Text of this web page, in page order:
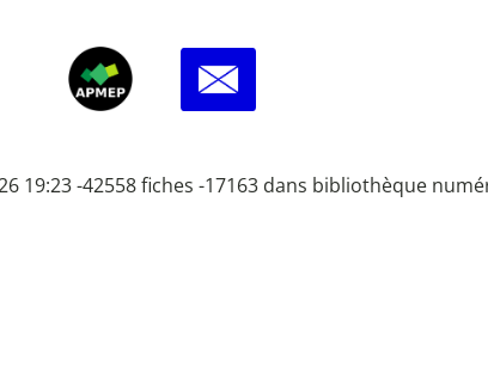
19:23 -42558 fiches -17163 dans bibliothèque